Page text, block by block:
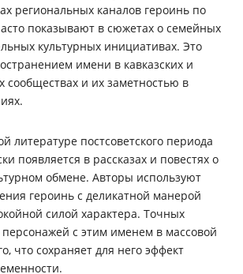
региональных каналов героинь по
показывают в сюжетах о семейных
культурных инициативах. Это
имени в кавказских и
сообществах и их заметностью в
литературе постсоветского периода
появляется в рассказах и повестях о
обмене. Авторы используют
героинь с деликатной манерой
силой характера. Точных
персонажей с этим именем в массовой
что сохраняет для него эффект